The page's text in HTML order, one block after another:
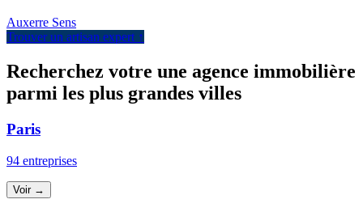
Auxerre Sens
Trouver un artisan expert ↑
Recherchez votre une agence immobilière
parmi les plus grandes villes
Paris
94 entreprises
Voir →